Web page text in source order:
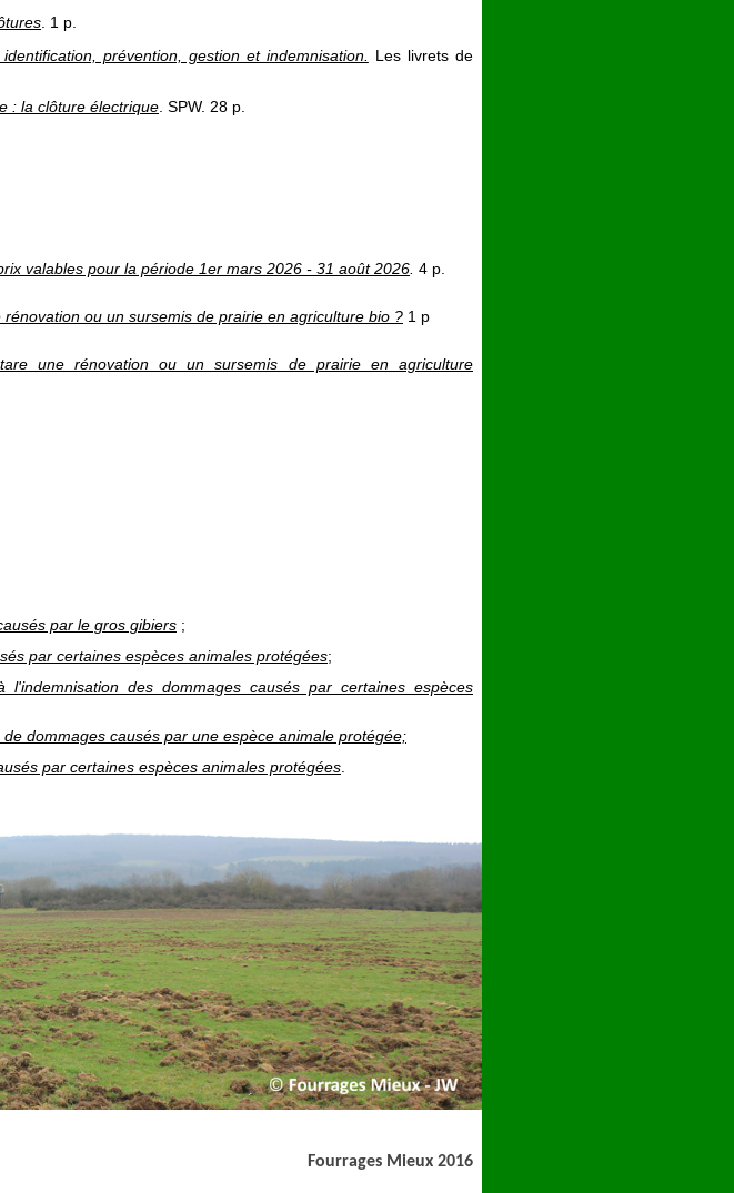
. 1 p.
prévention, gestion et indemnisation. Les livrets de
: la clôture électrique. SPW. 28 p.
valables pour la période 1er mars 2026 - 31 août 2026. 4 p.
ou un sursemis de prairie en agriculture bio ? 1 p
une rénovation ou un sursemis de prairie en agriculture
par le gros gibiers ;
par certaines espèces animales protégées;
des dommages causés par certaines espèces
dommages causés par une espèce animale protégée;
par certaines espèces animales protégées
Fourrages Mieux 2016